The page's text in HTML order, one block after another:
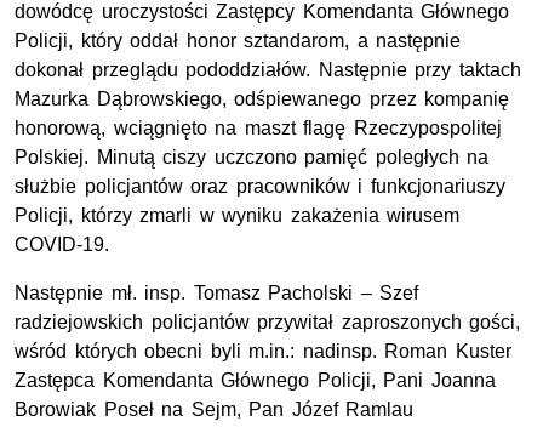
dowódcę uroczystości Zastępcy Komendanta Głównego
Policji, który oddał honor sztandarom, a następnie
dokonał przeglądu pododdziałów. Następnie przy taktach
Mazurka Dąbrowskiego, odśpiewanego przez kompanię
honorową, wciągnięto na maszt flagę Rzeczypospolitej
Polskiej. Minutą ciszy uczczono pamięć poległych na
służbie policjantów oraz pracowników i funkcjonariuszy
Policji, którzy zmarli w wyniku zakażenia wirusem
COVID-19.
Następnie mł. insp. Tomasz Pacholski – Szef
radziejowskich policjantów przywitał zaproszonych gości,
wśród których obecni byli m.in.: nadinsp. Roman Kuster
Zastępca Komendanta Głównego Policji, Pani Joanna
Borowiak Poseł na Sejm, Pan Józef Ramlau